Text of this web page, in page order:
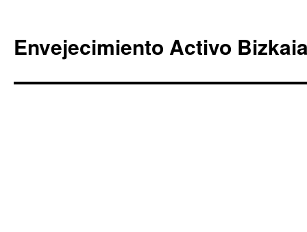
Envejecimiento Activo